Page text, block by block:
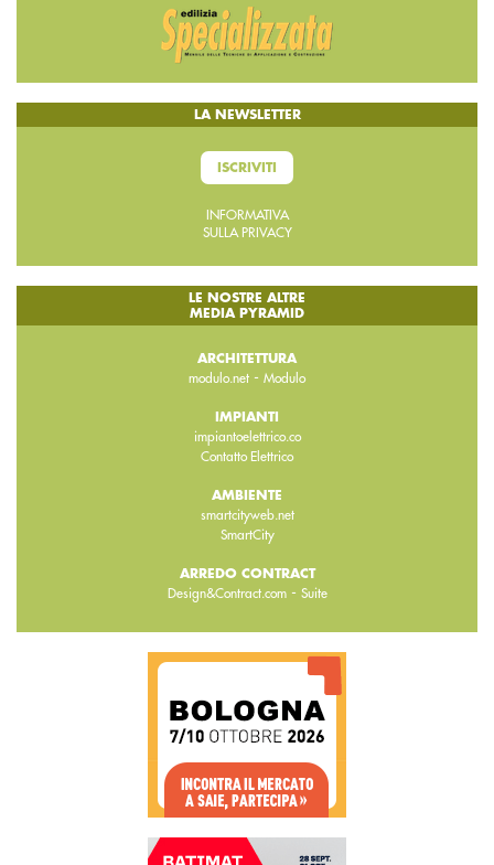
LA NEWSLETTER
ISCRIVITI
INFORMATIVA
SULLA PRIVACY
LE NOSTRE ALTRE
MEDIA PYRAMID
ARCHITETTURA
modulo.net - Modulo
IMPIANTI
impiantoelettrico.co
Contatto Elettrico
AMBIENTE
smartcityweb.net
SmartCity
ARREDO CONTRACT
Design&Contract.com- Suite